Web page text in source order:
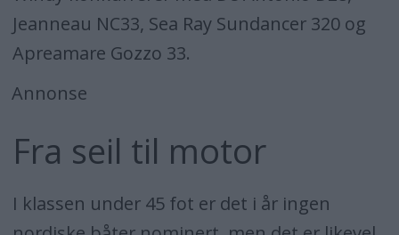
Jeanneau NC33, Sea Ray Sundancer 320 og
Apreamare Gozzo 33.
Annonse
Fra seil til motor
I klassen under 45 fot er det i år ingen